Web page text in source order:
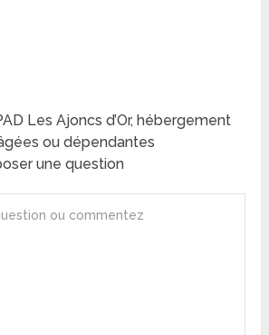
Les Ajoncs d’Or, hébergement
ou dépendantes
une question